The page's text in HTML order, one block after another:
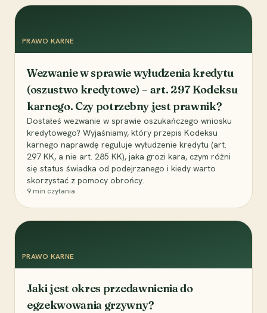
PRAWO KARNE
Wezwanie w sprawie wyłudzenia kredytu
(oszustwo kredytowe) – art. 297 Kodeksu
karnego. Czy potrzebny jest prawnik?
Dostałeś wezwanie w sprawie oszukańczego wniosku
kredytowego? Wyjaśniamy, który przepis Kodeksu
karnego naprawdę reguluje wyłudzenie kredytu (art.
297 KK, a nie art. 285 KK), jaka grozi kara, czym różni
się status świadka od podejrzanego i kiedy warto
skorzystać z pomocy obrońcy.
9 min czytania
PRAWO KARNE
Jaki jest okres przedawnienia do
egzekwowania grzywny?